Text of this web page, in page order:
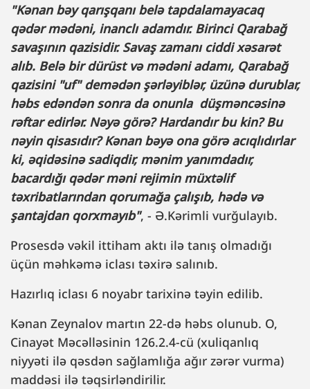
"Kənan bəy qarışqanı belə tapdalamayacaq
qədər mədəni, inanclı adamdır. Birinci Qarabağ
savaşının qazisidir. Savaş zamanı ciddi xəsarət
alıb. Belə bir dürüst və mədəni adamı, Qarabağ
qazisini "uf" demədən şərləyiblər, üzünə durublar,
həbs edəndən sonra da onunla düşməncəsinə
rəftar edirlər. Nəyə görə? Hardandır bu kin? Bu
nəyin qisasıdır? Kənan bəyə ona görə acıqlıdırlar
ki, əqidəsinə sadiqdir, mənim yanımdadır,
bacardığı qədər məni rejimin müxtəlif
təxribatlarından qorumağa çalışıb, hədə və
şantajdan qorxmayıb", - Ə.Kərimli vurğulayıb.
Prosesdə vəkil ittiham aktı ilə tanış olmadığı
üçün məhkəmə iclası təxirə salınıb.
Hazırlıq iclası 6 noyabr tarixinə təyin edilib.
Kənan Zeynalov martın 22-də həbs olunub. O,
Cinayət Məcəlləsinin 126.2.4-cü (xuliqanlıq
niyyəti ilə qəsdən sağlamlığa ağır zərər vurma)
maddəsi ilə təqsirləndirilir.